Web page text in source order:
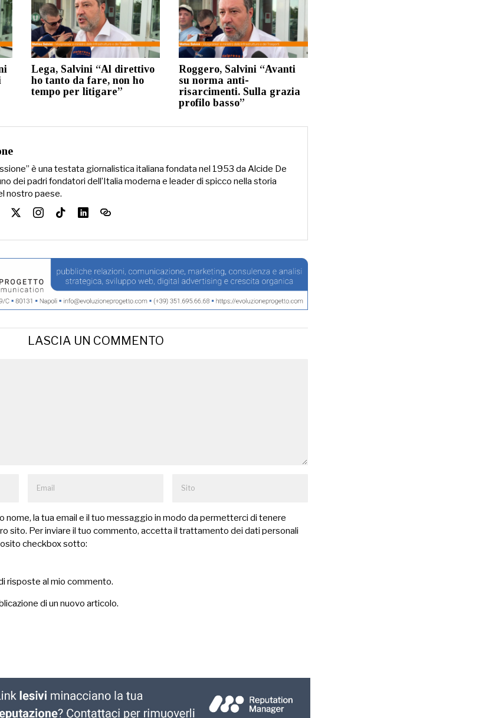
Lega, Salvini “Al direttivo
ho tanto da fare, non ho
tempo per litigare”
Roggero, Salvini “Avanti
su norma anti-
risarcimenti. Sulla grazia
profilo basso”
è una testata giornalistica italiana fondata nel 1953 da Alcide De
dei padri fondatori dell’Italia moderna e leader di spicco nella storia
nostro paese.
LASCIA UN COMMENTO
nome, la tua email e il tuo messaggio in modo da permetterci di tenere
sito. Per inviare il tuo commento, accetta il trattamento dei dati personali
checkbox sotto:
risposte al mio commento.
di un nuovo articolo.